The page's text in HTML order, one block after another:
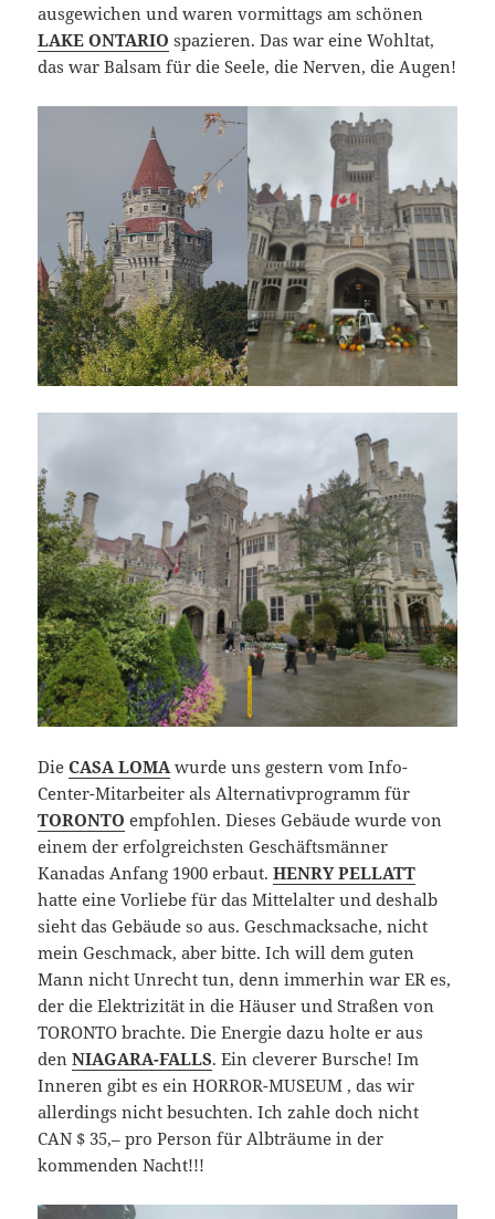
ausgewichen und waren vormittags am schönen
LAKE ONTARIO spazieren. Das war eine Wohltat,
das war Balsam für die Seele, die Nerven, die Augen!
DieCASA LOMA wurde uns gestern vom Info-
Center-Mitarbeiter als Alternativprogramm für
TORONTO empfohlen. Dieses Gebäude wurde von
einem der erfolgreichsten Geschäftsmänner
Kanadas Anfang 1900 erbaut.HENRY PELLATT
hatte eine Vorliebe für das Mittelalter und deshalb
sieht das Gebäude so aus. Geschmacksache, nicht
mein Geschmack, aber bitte. Ich will dem guten
Mann nicht Unrecht tun, denn immerhin war ER es,
der die Elektrizität in die Häuser und Straßen von
TORONTO brachte. Die Energie dazu holte er aus
denNIAGARA-FALLS. Ein cleverer Bursche! Im
Inneren gibt es ein HORROR-MUSEUM , das wir
allerdings nicht besuchten. Ich zahle doch nicht
CAN $ 35,– pro Person für Albträume in der
kommenden Nacht!!!